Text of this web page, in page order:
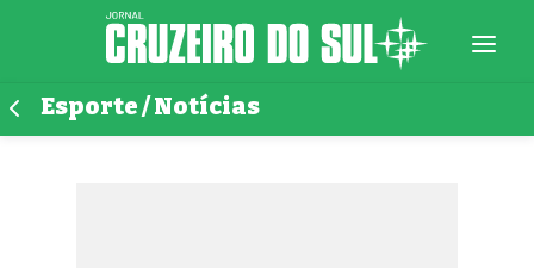
Esporte / Notícias